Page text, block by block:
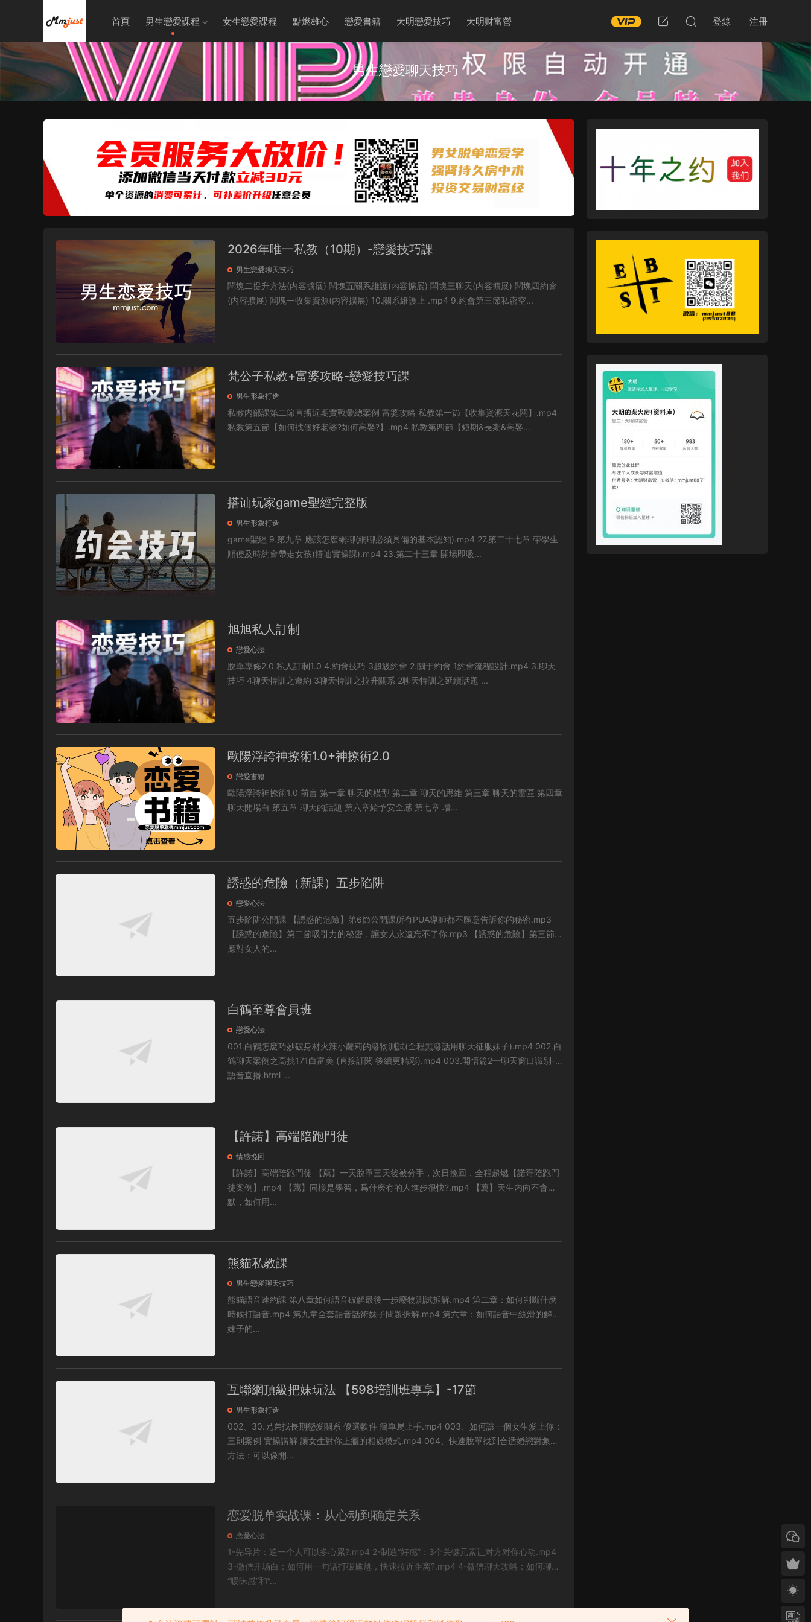
首頁 男生戀愛課程 女生戀愛課程 點燃雄心 戀愛書籍 大明戀愛技巧 大明财富營 登錄 注冊
男生戀愛聊天技巧
2026年唯一私教（10期）-戀愛技巧課
男生戀愛聊天技巧
闆塊二提升方法(内容擴展) 闆塊五關系維護(内容擴展) 闆塊三聊天(内容擴展) 闆塊四約會
(内容擴展) 闆塊一收集資源(内容擴展) 10.關系維護上 .mp4 9.約會第三節私密空...
梵公子私教+富婆攻略-戀愛技巧課
男生形象打造
私教内部課第二節直播近期實戰彙總案例 富婆攻略 私教第一節【收集資源天花闆】.mp4
私教第五節【如何找個好老婆?如何高娶?】.mp4 私教第四節【短期&長期&高娶...
搭讪玩家game聖經完整版
男生形象打造
game聖經 9.第九章 應該怎麽網聊(網聊必須具備的基本認知).mp4 27.第二十七章 帶學生
順便及時約會帶走女孩(搭讪實操課).mp4 23.第二十三章 開場即吸...
旭旭私人訂制
戀愛心法
脫單專修2.0 私人訂制1.0 4.約會技巧 3超級約會 2.關于約會 1約會流程設計.mp4 3.聊天
技巧 4聊天特訓之邀約 3聊天特訓之拉升關系 2聊天特訓之延續話題 ...
歐陽浮誇神撩術1.0+神撩術2.0
戀愛書籍
歐陽浮誇神撩術1.0 前言 第一章 聊天的模型 第二章 聊天的思維 第三章 聊天的雷區 第四章
聊天開場白 第五章 聊天的話題 第六章給予安全感 第七章 增...
誘惑的危險（新課）五步陷阱
戀愛心法
五步陷阱公開課 【誘惑的危險】第6節公開課所有PUA導師都不願意告訴你的秘密.mp3
【誘惑的危險】第二節吸引力的秘密，讓女人永遠忘不了你.mp3 【誘惑的危險】第三節
應對女人的...
白鶴至尊會員班
戀愛心法
001.白鶴怎麽巧妙破身材火辣小蘿莉的廢物測試(全程無廢話用聊天征服妹子).mp4 002.白
鶴聊天案例之高挑171白富美 (直接訂閱 後續更精彩).mp4 003.開悟篇2—聊天窗口識别-
語音直播.html ...
【許諾】高端陪跑門徒
情感挽回
【許諾】高端陪跑門徒 【薦】一天脫單三天後被分手，次日挽回，全程超燃【諾哥陪跑門
徒案例】.mp4 【薦】同樣是學習，爲什麽有的人進步很快?.mp4 【薦】天生内向不會幽
默，如何用...
熊貓私教課
男生戀愛聊天技巧
熊貓語音速約課 第八章如何語音破解最後一步廢物測試拆解.mp4 第二章：如何判斷什麽
時候打語音.mp4 第九章全套語音話術妹子問題拆解.mp4 第六章：如何語音中絲滑的解決
妹子的...
互聯網頂級把妹玩法 【598培訓班專享】-17節
男生形象打造
002、30.兄弟找長期戀愛關系 優選軟件 簡單易上手.mp4 003、如何讓一個女生愛上你：
三則案例 實操講解 讓女生對你上瘾的相處模式.mp4 004、快速脫單找到合适婚戀對象的
方法：可以像開...
恋爱脱单实战课：从心动到确定关系
恋爱心法
1-先导片：追一个人可以多心累?.mp4 2-制造“好感”：3个关键元素让对方对你心动.mp4
3-微信开场白：如何用一句话打破尴尬，快速拉近距离?.mp4 4-微信聊天攻略：如何聊出
“暧昧感”和“...